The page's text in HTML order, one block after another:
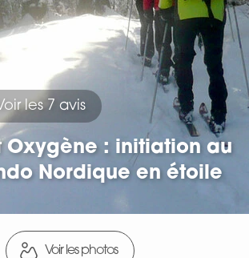
les 7 avis
Oxygène : initiation au
Nordique en étoile
Voir les photos